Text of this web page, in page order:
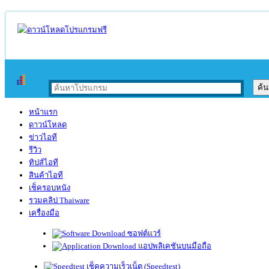
หน้าแรก
ดาวน์โหลด
ข่าวไอที
รีวิว
ทิปส์ไอที
สินค้าไอที
เช็ครอบหนัง
รวมคลิป Thaiware
เครื่องมือ
ซอฟต์แวร์
แอปพลิเคชันบนมือถือ
เช็คความเร็วเน็ต (Speedtest)